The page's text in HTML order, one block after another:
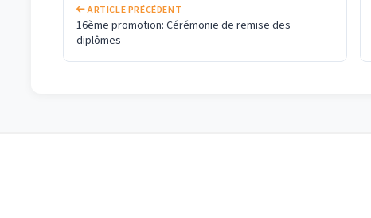
ARTICLE PRÉCÉDENT
16ème promotion: Cérémonie de remise des
diplômes